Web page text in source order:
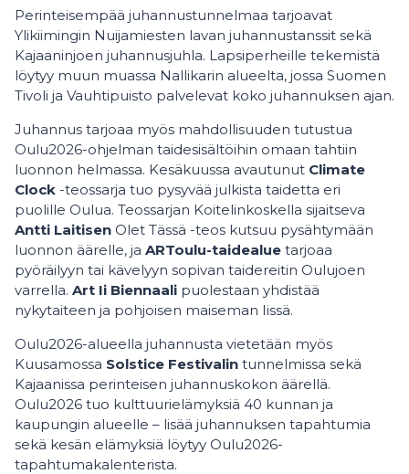
Perinteisempää juhannustunnelmaa tarjoavat
Ylikiimingin Nuijamiesten lavan juhannustanssit sekä
Kajaaninjoen juhannusjuhla. Lapsiperheille tekemistä
löytyy muun muassa Nallikarin alueelta, jossa Suomen
Tivoli ja Vauhtipuisto palvelevat koko juhannuksen ajan.
Juhannus tarjoaa myös mahdollisuuden tutustua
Oulu2026-ohjelman taidesisältöihin omaan tahtiin
luonnon helmassa. Kesäkuussa avautunut Climate
Clock -teossarja tuo pysyvää julkista taidetta eri
puolille Oulua. Teossarjan Koitelinkoskella sijaitseva
Antti Laitisen Olet Tässä -teos kutsuu pysähtymään
luonnon äärelle, ja ARToulu-taidealue tarjoaa
pyöräilyyn tai kävelyyn sopivan taidereitin Oulujoen
varrella. Art Ii Biennaali puolestaan yhdistää
nykytaiteen ja pohjoisen maiseman Iissä.
Oulu2026-alueella juhannusta vietetään myös
Kuusamossa Solstice Festivalin tunnelmissa sekä
Kajaanissa perinteisen juhannuskokon äärellä.
Oulu2026 tuo kulttuurielämyksiä 40 kunnan ja
kaupungin alueelle – lisää juhannuksen tapahtumia
sekä kesän elämyksiä löytyy Oulu2026-
tapahtumakalenterista.